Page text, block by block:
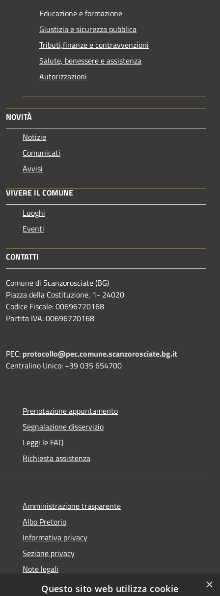
Educazione e formazione
Giustizia e sicurezza pubblica
Tributi,finanze e contravvenzioni
Salute, benessere e assistenza
Autorizzazioni
NOVITÀ
Notizie
Comunicati
Avvisi
VIVERE IL COMUNE
Luoghi
Eventi
CONTATTI
Comune di Scanzorosciate (BG)
Piazza della Costituzione, 1- 24020
Codice Fiscale: 00696720168
Partita IVA: 00696720168
PEC: protocollo@pec.comune.scanzorosciate.bg.it
Centralino Unico: +39 035 654700
Prenotazione appuntamento
Segnalazione disservizio
Leggi le FAQ
Richiesta assistenza
Amministrazione trasparente
Albo Pretorio
Informativa privacy
Sezione privacy
Note legali
Dichiarazione di accessibilità
×
Questo sito web utilizza cookie